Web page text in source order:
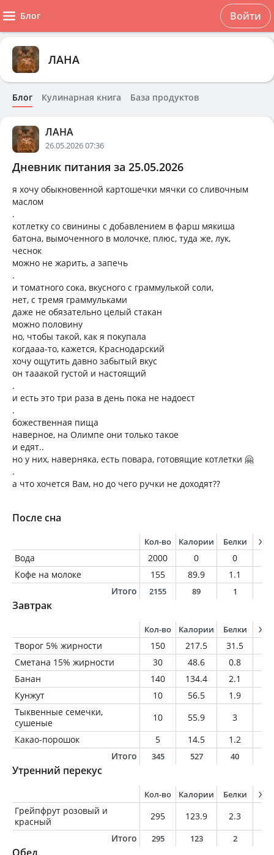
Блог Войти
ЛАНА
Блог Кулинарная книга База продуктов
ЛАНА
26.05.2026 07:36
Дневник питания за 25.05.2026
я хочу обыкновенной картошечки мячки со сливочным
маслом
.
котлетку со свинины с добавлением в фарш мякиша
батона, вымоченного в молочке, плюс, туда же, лук,
чеснок
можно не жарить, а запечь
.
и томатного сока, вкусного с граммулькой соли,
нет, с тремя граммульками
даже не обязательно целый стакан
можно половину
но, чтобы такой, как я покупала
когдааа-то, кажется, Краснодарский
хочу ощутить давно забытый вкус
он тааакой густой и настоящий
.
и есть это три раза в день пока не надоест
.
божественная пища
наверное, на Олимпе они только такое
и едят..
но у них, наверняка, есть повара, готовящие котлетки 🤗
.
а что хочется Вам, но до чего ручки не доходят??
После сна
Кол-во Калории Белки
Вода 2000 0 0
Кофе на молоке
155 89.9 1.1
Итого
2155 89 1
Завтрак
Кол-во Калории Белки
Творог 5% жирности 150 217.5 31.5
Сметана 15% жирности
30 48.6 0.8
Банан
140 134.4 2.1
Кунжут
10 56.5 1.9
Тыквенные семечки,
сушеные
10 55.9 3
Какао-порошок
5 14.5 1.2
Итого
345 527 40
Утренний перекус
Кол-во Калории Белки
Грейпфрут розовый и
красный
295 123.9 2.3
Итого
295 123 2